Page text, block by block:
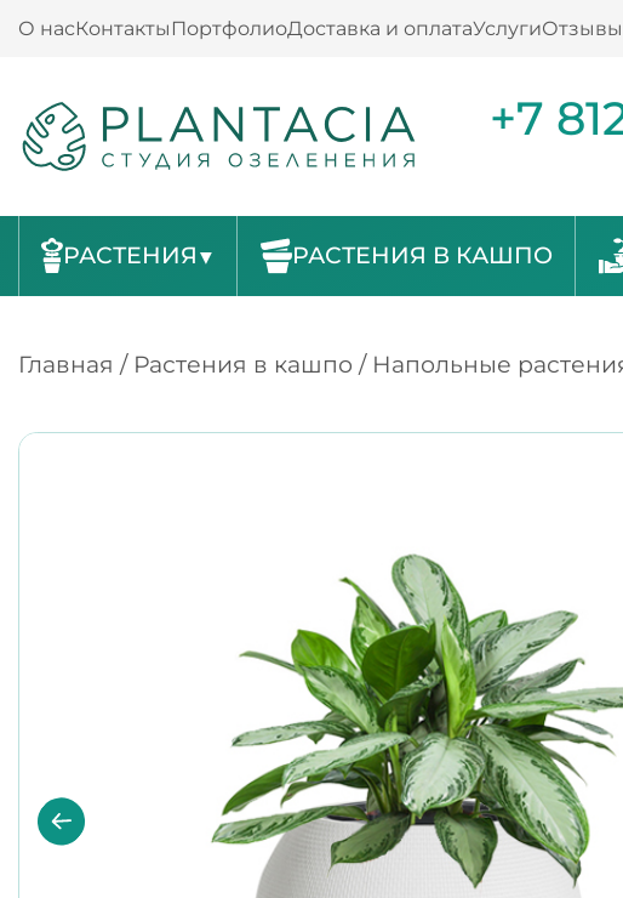
О насКонтакты ПортфолиоДоставка и оплатаУслугиОтзывы
+7
РАСТЕНИЯ РАСТЕНИЯ В КАШПО
Главная / Растения в кашпо / Напольные